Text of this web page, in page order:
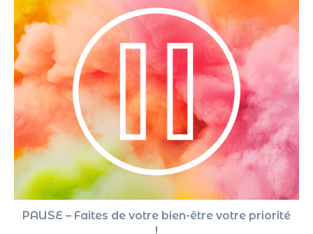
PAUSE – Faites de votre bien-être votre priorité
!